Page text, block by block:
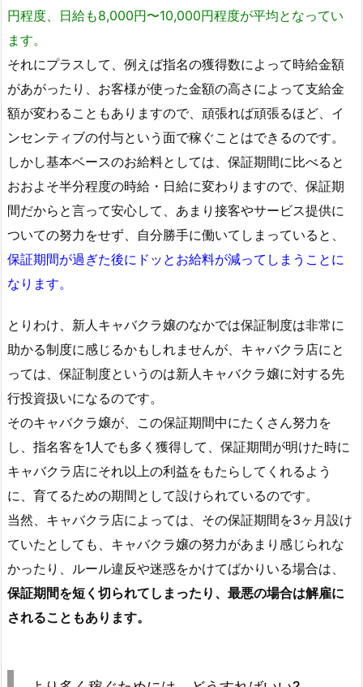
円程度、日給も8,000円〜10,000円程度が平均となってい
ます。
それにプラスして、例えば指名の獲得数によって時給金額
があがったり、お客様が使った金額の高さによって支給金
額が変わることもありますので、頑張れば頑張るほど、イ
ンセンティブの付与という面で稼ぐことはできるのです。
しかし基本ベースのお給料としては、保証期間に比べると
おおよそ半分程度の時給・日給に変わりますので、保証期
間だからと言って安心して、あまり接客やサービス提供に
ついての努力をせず、自分勝手に働いてしまっていると、
保証期間が過ぎた後にドッとお給料が減ってしまうことに
なります。
とりわけ、新人キャバクラ嬢のなかでは保証制度は非常に
助かる制度に感じるかもしれませんが、キャバクラ店にと
っては、保証制度というのは新人キャバクラ嬢に対する先
行投資扱いになるのです。
そのキャバクラ嬢が、この保証期間中にたくさん努力を
し、指名客を1人でも多く獲得して、保証期間が明けた時に
キャバクラ店にそれ以上の利益をもたらしてくれるよう
に、育てるための期間として設けられているのです。
当然、キャバクラ店によっては、その保証期間を3ヶ月設け
ていたとしても、キャバクラ嬢の努力があまり感じられな
かったり、ルール違反や迷惑をかけてばかりいる場合は、
保証期間を短く切られてしまったり、最悪の場合は解雇に
されることもあります。